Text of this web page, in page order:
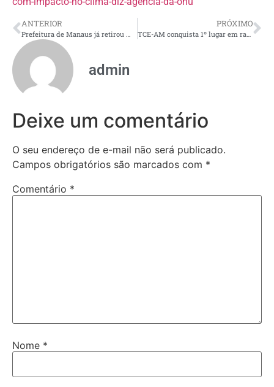
ANTERIOR
Prefeitura de Manaus já retirou mais de mil toneladas de resíduos da orla do rio Negro em 2026
PRÓXIMO
TCE-AM conquista 1º lugar em ranking de acessibilidade digital promovido pelo MPAM
admin
Deixe um comentário
O seu endereço de e-mail não será publicado.
Campos obrigatórios são marcados com *
Comentário *
Nome *